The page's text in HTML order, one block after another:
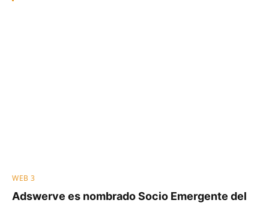
WEB 3
Adswerve es nombrado Socio Emergente del